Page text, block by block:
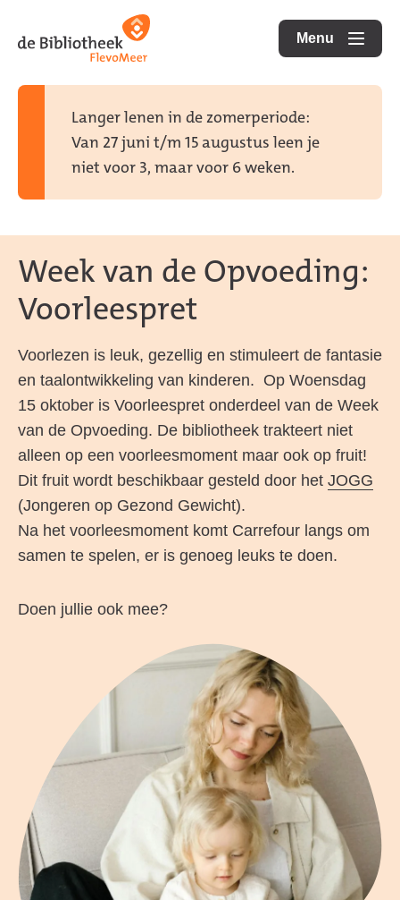
direct
direct
naar
Menu
openen
Langer lenen in de zomerperiode:
Van 27 juni t/m 15 augustus leen je
niet voor 3, maar voor 6 weken.
Week van de Opvoeding:
Voorleespret
Voorlezen is leuk, gezellig en stimuleert de fantasie
en taalontwikkeling van kinderen. Op Woensdag
15 oktober is Voorleespret onderdeel van de Week
van de Opvoeding. De bibliotheek trakteert niet
alleen op een voorleesmoment maar ook op fruit!
Dit fruit wordt beschikbaar gesteld door het JOGG
(Jongeren op Gezond Gewicht).
Na het voorleesmoment komt Carrefour langs om
samen te spelen, er is genoeg leuks te doen.
Doen jullie ook mee?